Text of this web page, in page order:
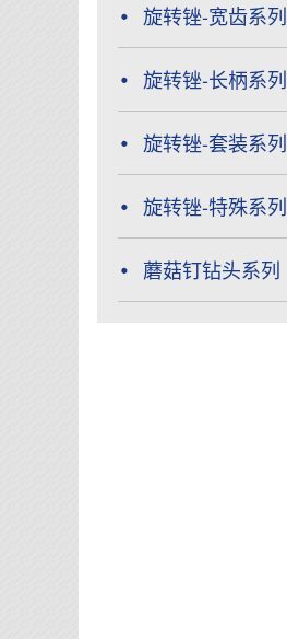
旋转锉-宽齿系列
旋转锉-长柄系列
旋转锉-套装系列
旋转锉-特殊系列
蘑菇钉钻头系列